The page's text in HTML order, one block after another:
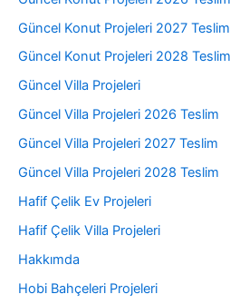
Güncel Konut Projeleri 2027 Teslim
Güncel Konut Projeleri 2028 Teslim
Güncel Villa Projeleri
Güncel Villa Projeleri 2026 Teslim
Güncel Villa Projeleri 2027 Teslim
Güncel Villa Projeleri 2028 Teslim
Hafif Çelik Ev Projeleri
Hafif Çelik Villa Projeleri
Hakkımda
Hobi Bahçeleri Projeleri